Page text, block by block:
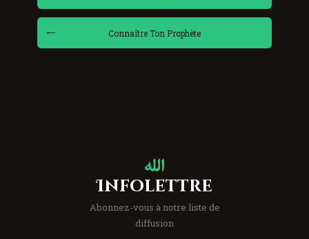
Connaître Ton Prophète
Infolettre
Abonnez-vous à notre liste de
diffusion